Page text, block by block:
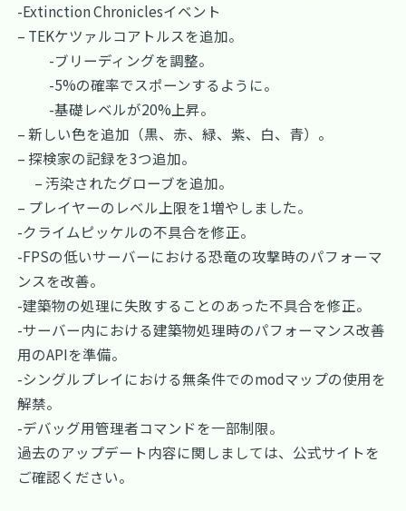
-Extinction Chroniclesイベント
– TEKケツァルコアトルスを追加。
-ブリーディングを調整。
-5%の確率でスポーンするように。
-基礎レベルが20%上昇。
– 新しい色を追加（黒、赤、緑、紫、白、青）。
– 探検家の記録を3つ追加。
– 汚染されたグローブを追加。
– プレイヤーのレベル上限を1増やしました。
-クライムピッケルの不具合を修正。
-FPSの低いサーバーにおける恐竜の攻撃時のパフォーマ
ンスを改善。
-建築物の処理に失敗することのあった不具合を修正。
-サーバー内における建築物処理時のパフォーマンス改善
用のAPIを準備。
-シングルプレイにおける無条件でのmodマップの使用を
解禁。
-デバッグ用管理者コマンドを一部制限。
過去のアップデート内容に関しましては、 公式サイト を
ご確認ください。